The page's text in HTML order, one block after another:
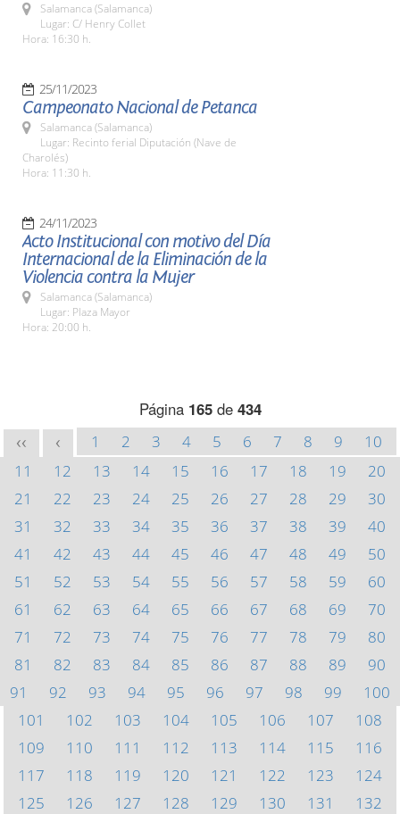
Salamanca (Salamanca)
Lugar: C/ Henry Collet
Hora: 16:30 h.
25/11/2023
Campeonato Nacional de Petanca
Salamanca (Salamanca)
Lugar: Recinto ferial Diputación (Nave de
Charolés)
Hora: 11:30 h.
24/11/2023
Acto Institucional con motivo del Día
Internacional de la Eliminación de la
Violencia contra la Mujer
Salamanca (Salamanca)
Lugar: Plaza Mayor
Hora: 20:00 h.
Página 165de 434
<< < 1 2 3 4 5 6 7 8 9
10
11
12 13 14 15 16 17 18 19
20
21
22 23 24 25 26 27 28 29
30
31
32 33 34 35 36 37 38 39
40
41
42 43 44 45 46 47 48 49
50
51
52 53 54 55 56 57 58 59
60
61
62 63 64 65 66 67 68 69
70
71
72 73 74 75 76 77 78 79
80
81
82 83 84 85 86 87 88 89
90
91
92 93 94 95 96 97 98 99
100
101
102 103 104 105 106 107
108
109
110 111 112 113 114 115
116
117
118 119 120 121 122 123
124
125
126 127 128 129 130 131
132